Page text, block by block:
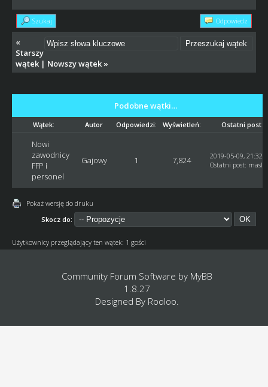
Szukaj Odpowiedz
«
Starszy
wątek| Nowszy wątek»
Podobne wątki…
Wątek: Autor Odpowiedzi: Wyświetleń: Ostatni post
Nowi
zawodnicy
FFP i
personel
Gajowy 1 7,824
2019-05-09,
Ostatni post:
Pokaż wersję do druku
Skocz do:
Użytkownicy przeglądający ten wątek: 1 gości
Community Forum Software by MyBB
1.8.27
Designed By Rooloo.